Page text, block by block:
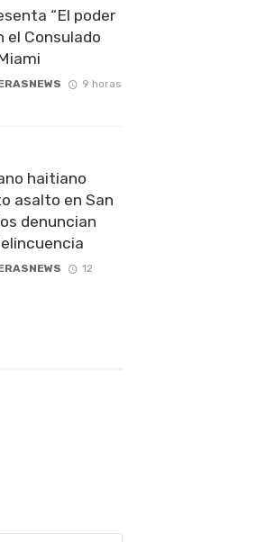
“El poder
el Consulado
9 horas
haitiano
asalto en San
denuncian
12